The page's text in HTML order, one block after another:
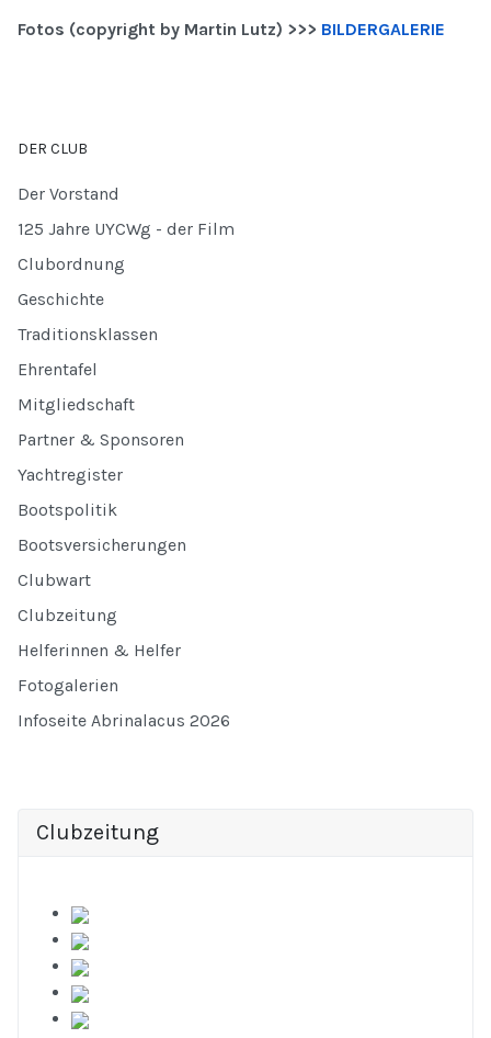
Fotos (copyright by Martin Lutz) >>> BILDERGALERIE
DER CLUB
Der Vorstand
125 Jahre UYCWg - der Film
Clubordnung
Geschichte
Traditionsklassen
Ehrentafel
Mitgliedschaft
Partner & Sponsoren
Yachtregister
Bootspolitik
Bootsversicherungen
Clubwart
Clubzeitung
Helferinnen & Helfer
Fotogalerien
Infoseite Abrinalacus 2026
Clubzeitung